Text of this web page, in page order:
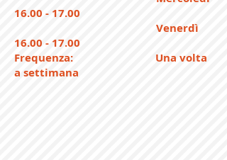
16.00 - 17.00
Venerdì
16.00 - 17.00
Frequenza: Una volta
a settimana